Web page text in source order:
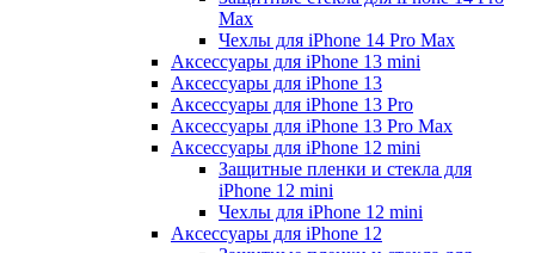
Max
Чехлы для iPhone 14 Pro Max
Аксессуары для iPhone 13 mini
Аксессуары для iPhone 13
Аксессуары для iPhone 13 Pro
Аксессуары для iPhone 13 Pro Max
Аксессуары для iPhone 12 mini
Защитные пленки и стекла для
iPhone 12 mini
Чехлы для iPhone 12 mini
Аксессуары для iPhone 12